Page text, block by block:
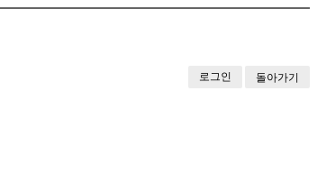
로그인 돌아가기